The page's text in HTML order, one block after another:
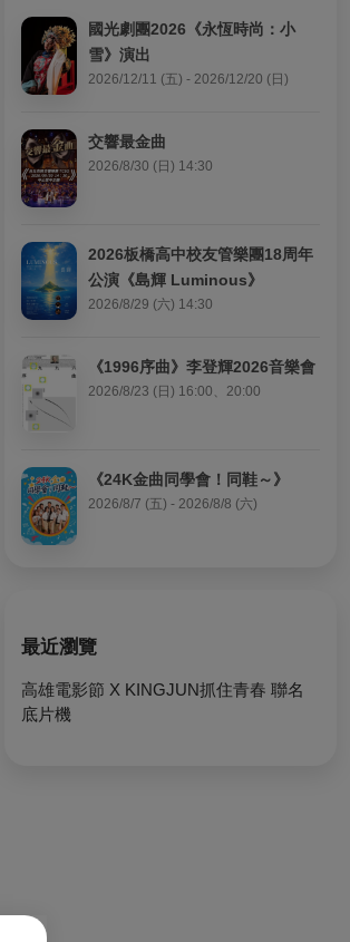
國光劇團2026《永恆時尚：小
雪》演出
2026/12/11 (五) - 2026/12/20 (日)
交響最金曲
2026/8/30 (日) 14:30
2026板橋高中校友管樂團18周年
公演《島輝 Luminous》
2026/8/29 (六) 14:30
《1996序曲》李登輝2026音樂會
2026/8/23 (日) 16:00、20:00
《24K金曲同學會！同鞋～》
2026/8/7 (五) - 2026/8/8 (六)
最近瀏覽
高雄電影節 X KINGJUN抓住青春 聯名
底片機